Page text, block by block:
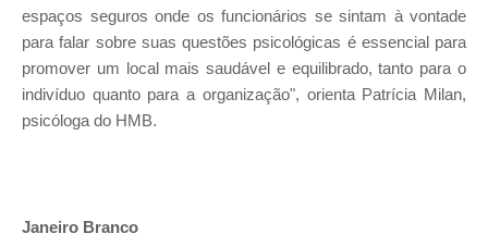
espaços seguros onde os funcionários se sintam à vontade
para falar sobre suas questões psicológicas é essencial para
promover um local mais saudável e equilibrado, tanto para o
indivíduo quanto para a organização", orienta Patrícia Milan,
psicóloga do HMB.
Janeiro Branco